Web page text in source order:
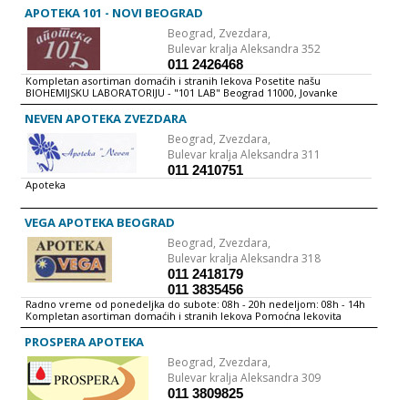
APOTEKA 101 - NOVI BEOGRAD
Beograd, Zvezdara,
Bulevar kralja Aleksandra 352
011 2426468
Kompletan asortiman domaćih i stranih lekova Posetite našu
BIOHEMIJSKU LABORATORIJU - "101 LAB" Beograd 11000, Jovanke
Radaković 50a tel 011-342-97-60; 011-342-98-30; fax 011-342-98-29
NEVEN APOTEKA ZVEZDARA
Beograd, Zvezdara,
Bulevar kralja Aleksandra 311
011 2410751
Apoteka
VEGA APOTEKA BEOGRAD
Beograd, Zvezdara,
Bulevar kralja Aleksandra 318
011 2418179
011 3835456
Radno vreme od ponedeljka do subote: 08h - 20h nedeljom: 08h - 14h
Kompletan asortiman domaćih i stranih lekova Pomoćna lekovita
sredstva Kozmetički preparati Hrana i oprema za bebe Saveti lekara
Besplatno merenje krvnog pritiska Merenje nivoa šećera u krvi Svakog
niže cene kozmetičkih preparata
PROSPERA APOTEKA
Beograd, Zvezdara,
Bulevar kralja Aleksandra 309
011 3809825